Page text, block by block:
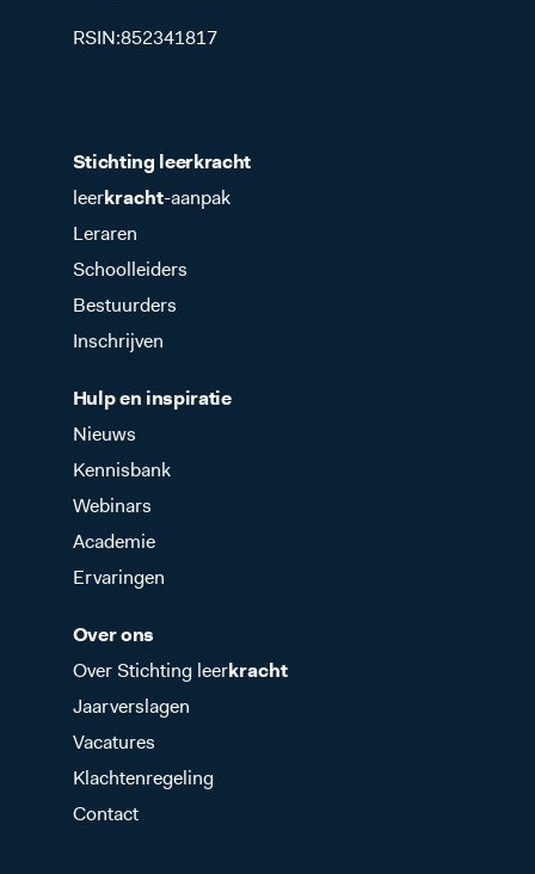
RSIN:852341817
Stichting leerkracht
leerkracht-aanpak
Leraren
Schoolleiders
Bestuurders
Inschrijven
Hulp en inspiratie
Nieuws
Kennisbank
Webinars
Academie
Ervaringen
Over ons
Over Stichting leerkracht
Jaarverslagen
Vacatures
Klachtenregeling
Contact